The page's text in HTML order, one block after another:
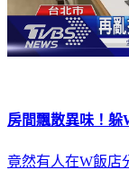
房間飄散異味！
竟然有人在W飯店